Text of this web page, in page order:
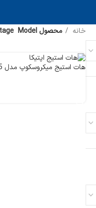
خانه محصول Model
هات استیج میکروسکوپ مدل M-635 اپتیکا